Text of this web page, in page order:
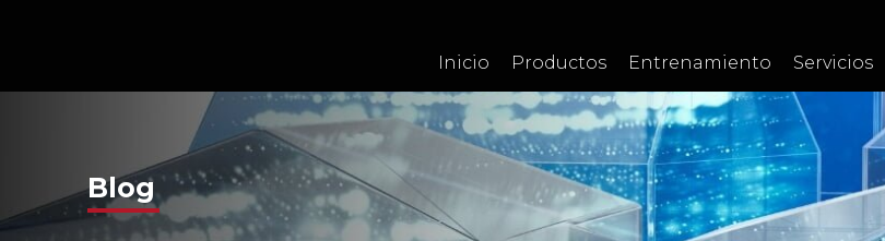
Inicio Productos Entrenamiento Servicios
Blog